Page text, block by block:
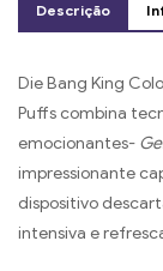
Descrição
Die Bang King
Puffs combina
emocionantes-
impressionante
dispositivo
intensiva e